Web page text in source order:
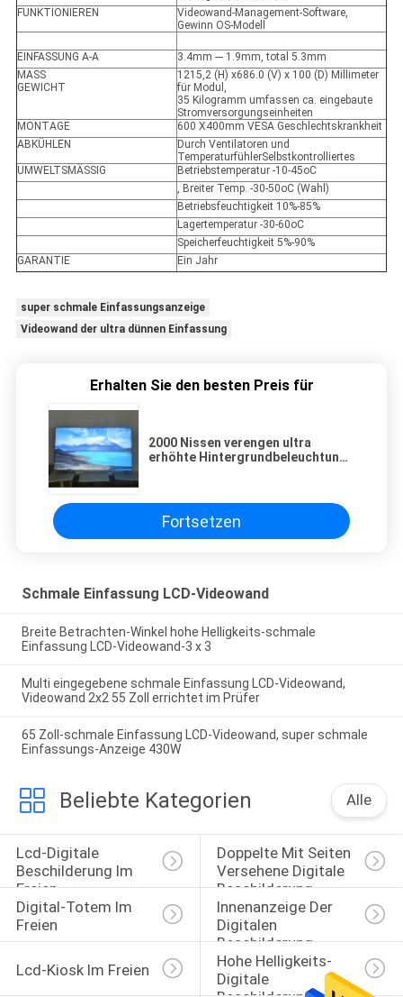
FUNKTIONIEREN
Videowand-Management-Software,
Gewinn OS-Modell
EINFASSUNG A-A
3.4mm --- 1.9mm, total 5.3mm
MASS
GEWICHT
1215,2 (H) x686.0 (V) x 100 (D) Millimeter
für Modul,
35 Kilogramm umfassen ca. eingebaute
Stromversorgungseinheiten
MONTAGE
600 X400mm VESA Geschlechtskrankheit
ABKÜHLEN
Durch Ventilatoren und
TemperaturfühlerSelbstkontrolliertes
UMWELTSMÄSSIG
Betriebstemperatur -10-45oC
, Breiter Temp. -30-50oC (Wahl)
Betriebsfeuchtigkeit 10%-85%
Lagertemperatur -30-60oC
Speicherfeuchtigkeit 5%-90%
GARANTIE
Ein Jahr
super schmale Einfassungsanzeige
Videowand der ultra dünnen Einfassung
Erhalten Sie den besten Preis für
2000 Nissen verengen ultra
erhöhte Hintergrundbeleuchtung
Fortsetzen
Schmale Einfassung LCD-Videowand
Breite Betrachten-Winkel hohe Helligkeits-schmale
Einfassung LCD-Videowand-3 x 3
Multi eingegebene schmale Einfassung LCD-Videowand,
Videowand 2x2 55 Zoll errichtet im Prüfer
65 Zoll-schmale Einfassung LCD-Videowand, super schmale
Einfassungs-Anzeige 430W
Beliebte Kategorien Alle
Lcd-Digitale
Beschilderung Im
Freien
Doppelte Mit Seiten
Versehene Digitale
Beschilderung
Digital-Totem Im
Freien
Innenanzeige Der
Digitalen
Beschilderung
Lcd-Kiosk Im Freien
Hohe Helligkeits-
Digitale